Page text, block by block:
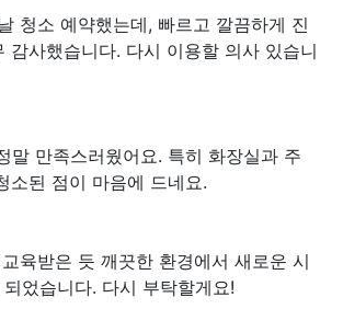
청소 예약했는데, 빠르고 깔끔하게 진
감사했습니다. 다시 이용할 의사 있습니
말 만족스러웠어요. 특히 화장실과 주
소된 점이 마음에 드네요.
육받은 듯 깨끗한 환경에서 새로운 시
었습니다. 다시 부탁할게요!